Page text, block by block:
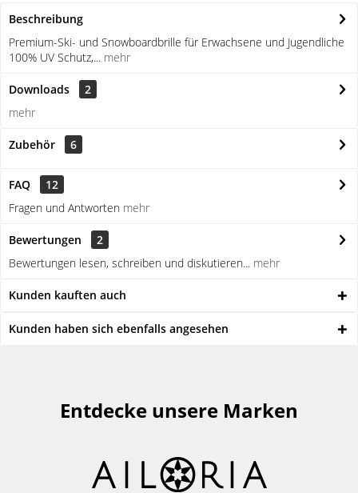
Beschreibung
Premium-Ski- und Snowboardbrille für Erwachsene und Jugendliche
100% UV Schutz,... mehr
Downloads
2
mehr
Zubehör 6
FAQ
12
Fragen und Antworten mehr
Bewertungen
2
Bewertungen lesen, schreiben und diskutieren... mehr
Kunden kauften auch
Kunden haben sich ebenfalls angesehen
Entdecke unsere Marken